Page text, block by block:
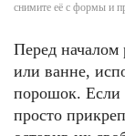
снимите её с формы и
Перед началом
или ванне,
порошок. Если
просто